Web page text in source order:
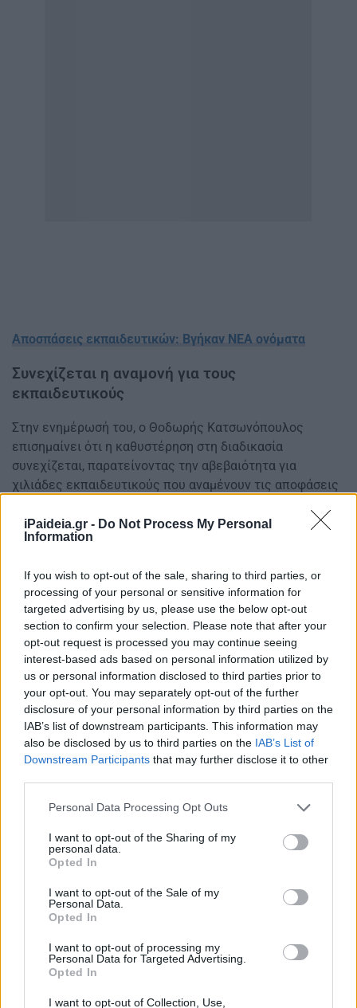
iPaideia.gr - Do Not Process My Personal
Information
If you wish to opt-out of the sale, sharing to third parties, or
processing of your personal or sensitive information for
targeted advertising by us, please use the below opt-out
section to confirm your selection. Please note that after your
opt-out request is processed you may continue seeing
interest-based ads based on personal information utilized by
us or personal information disclosed to third parties prior to
your opt-out. You may separately opt-out of the further
disclosure of your personal information by third parties on the
IAB’s list of downstream participants. This information may
also be disclosed by us to third parties on the IAB’s List of
Downstream Participants that may further disclose it to other
Please note that this website/app uses one or more Google
not limited to your visit or usage behaviour. You may click to
grant or deny consent to Google and its third-party tags to
use your data for below specified purposes in below Google
consent section.
Personal Data Processing Opt Outs
I want to opt-out of the Sharing of my
personal data.
Opted In
I want to opt-out of the Sale of my
Personal Data.
Opted In
I want to opt-out of processing my
Personal Data for Targeted Advertising.
Opted In
I want to opt-out of Collection, Use,
Αποσπάσεις εκπαιδευτικών: Βγήκαν ΝΕΑ ονόματα
Συνεχίζεται η αναμονή για τους
εκπαιδευτικούς
Στην ενημέρωσή του, ο Θοδωρής Κατσωνόπουλος
επισημαίνει ότι η καθυστέρηση στη διαδικασία
συνεχίζεται, παρατείνοντας την αβεβαιότητα για
χιλιάδες εκπαιδευτικούς που αναμένουν τις αποφάσεις
ολοκλήρωση της διαδικασίας, η οποία αναμενόταν να
προχωρήσει κατά τη σημερινή συνεδρίαση του ΚΥΣΔΕ.
Ο αιρετός του ΚΥΣΔΕ χαρακτηρίζει την καθυστέρηση
αδικαιολόγητη, σημειώνοντας ότι η αναβολή παρατείνει
την αγωνία των ενδιαφερόμενων εκπαιδευτικών.